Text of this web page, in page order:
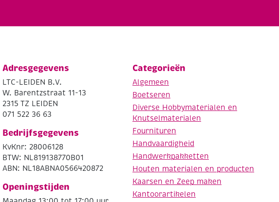
Adresgegevens
LTC-LEIDEN B.V.
W. Barentzstraat 11-13
2315 TZ LEIDEN
071 522 36 63
Bedrijfsgegevens
KvKnr: 28006128
BTW: NL819138770B01
ABN: NL18ABNA0566420872
Openingstijden
Categorieën
Algemeen
Boetseren
Diverse Hobbymaterialen en
Knutselmaterialen
Fournituren
Handvaardigheid
Handwerkpakketten
Houten materialen en producten
Kaarsen en Zeep maken
Kantoorartikelen